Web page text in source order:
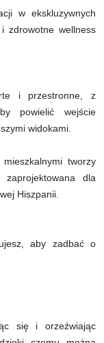
w ekskluzywnych
zdrowotne wellness
i przestronne, z
powielić wejście
widokami.
tworzy
dla
Hiszpanii.
aby zadbać o
się i orzeźwiając